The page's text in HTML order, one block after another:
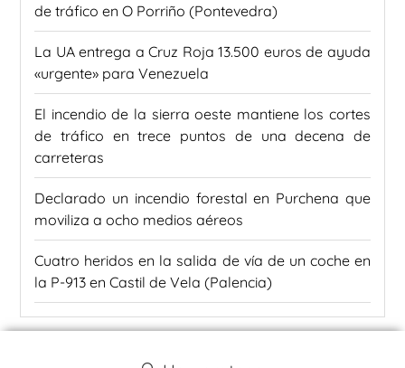
de tráfico en O Porriño (Pontevedra)
La UA entrega a Cruz Roja 13.500 euros de ayuda
«urgente» para Venezuela
El incendio de la sierra oeste mantiene los cortes
de tráfico en trece puntos de una decena de
carreteras
Declarado un incendio forestal en Purchena que
moviliza a ocho medios aéreos
Cuatro heridos en la salida de vía de un coche en
la P-913 en Castil de Vela (Palencia)